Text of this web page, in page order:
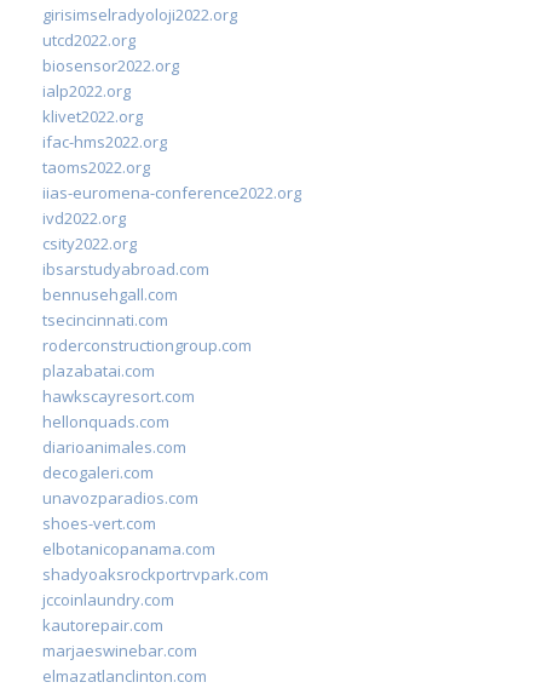
girisimselradyoloji2022.org
utcd2022.org
biosensor2022.org
ialp2022.org
klivet2022.org
ifac-hms2022.org
taoms2022.org
iias-euromena-conference2022.org
ivd2022.org
csity2022.org
ibsarstudyabroad.com
bennusehgall.com
tsecincinnati.com
roderconstructiongroup.com
plazabatai.com
hawkscayresort.com
hellonquads.com
diarioanimales.com
decogaleri.com
unavozparadios.com
shoes-vert.com
elbotanicopanama.com
shadyoaksrockportrvpark.com
jccoinlaundry.com
kautorepair.com
marjaeswinebar.com
elmazatlanclinton.com